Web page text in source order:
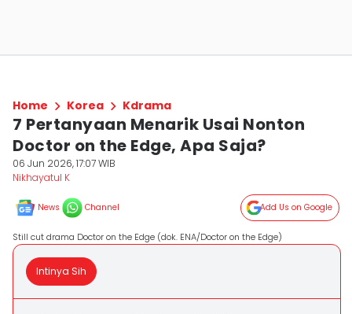
Home Korea Kdrama
7 Pertanyaan Menarik Usai Nonton
Doctor on the Edge, Apa Saja?
06 Jun 2026, 17:07 WIB
Nikhayatul K
News Channel Add Us on Google
Still cut drama Doctor on the Edge (dok. ENA/Doctor on the Edge)
Intinya Sih